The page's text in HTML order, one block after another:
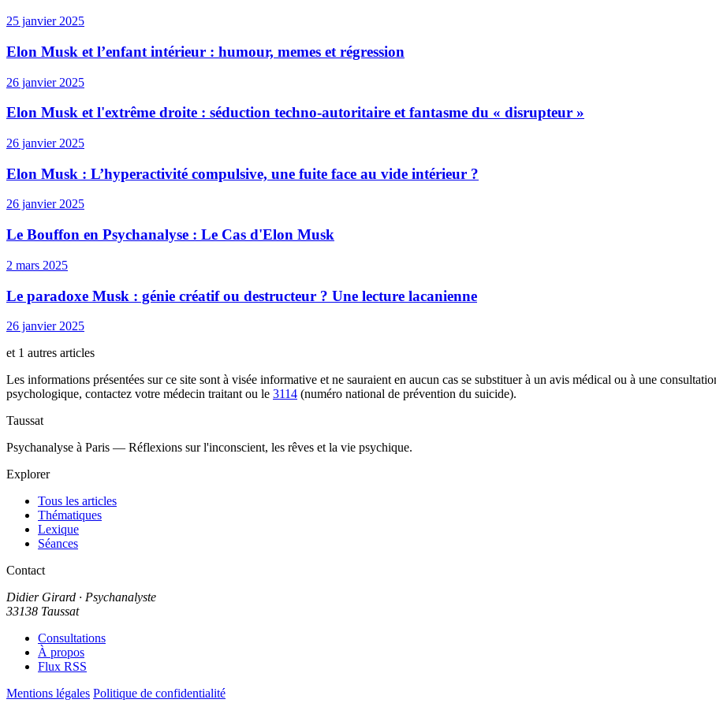
25 janvier 2025
Elon Musk et l’enfant intérieur : humour, memes et régression
26 janvier 2025
Elon Musk et l'extrême droite : séduction techno-autoritaire et fantasme du « disrupteur »
26 janvier 2025
Elon Musk : L’hyperactivité compulsive, une fuite face au vide intérieur ?
26 janvier 2025
Le Bouffon en Psychanalyse : Le Cas d'Elon Musk
2 mars 2025
Le paradoxe Musk : génie créatif ou destructeur ? Une lecture lacanienne
26 janvier 2025
et 1 autres articles
Les informations présentées sur ce site sont à visée informative et ne sauraient en aucun cas se substituer à un avis médical ou à une
psychologique, contactez votre médecin traitant ou le 3114 (numéro national de prévention du suicide).
Taussat
Psychanalyse à Paris — Réflexions sur l'inconscient, les rêves et la vie psychique.
Explorer
Tous les articles
Thématiques
Lexique
Séances
Contact
Didier Girard · Psychanalyste
33138 Taussat
Consultations
À propos
Flux RSS
Mentions légales Politique de confidentialité